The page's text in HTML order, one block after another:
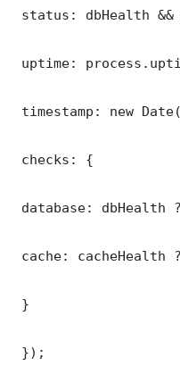
status: dbHealth
uptime:
timestamp: new
checks: {
database:
cache:
}
});